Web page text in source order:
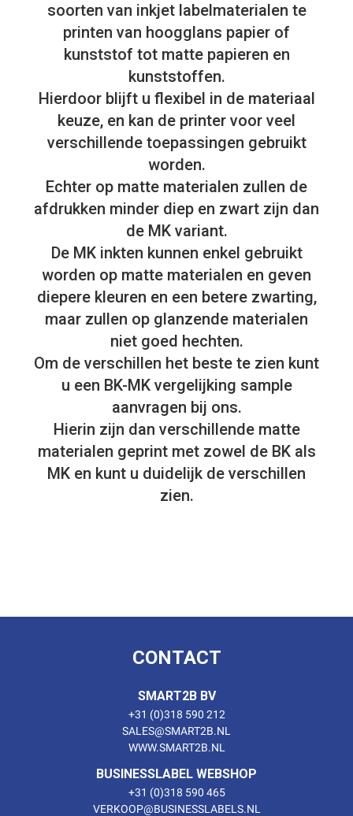
soorten van inkjet labelmaterialen te
printen van hoogglans papier of
kunststof tot matte papieren en
kunststoffen.
Hierdoor blijft u flexibel in de materiaal
keuze, en kan de printer voor veel
verschillende toepassingen gebruikt
worden.
Echter op matte materialen zullen de
afdrukken minder diep en zwart zijn dan
de MK variant.
De MK inkten kunnen enkel gebruikt
worden op matte materialen en geven
diepere kleuren en een betere zwarting,
maar zullen op glanzende materialen
niet goed hechten.
Om de verschillen het beste te zien kunt
u een BK-MK vergelijking sample
aanvragen bij ons.
Hierin zijn dan verschillende matte
materialen geprint met zowel de BK als
MK en kunt u duidelijk de verschillen
zien.
CONTACT
SMART2B BV
+31 (0)318 590 212
SALES@SMART2B.NL
WWW.SMART2B.NL
BUSINESSLABEL WEBSHOP
+31 (0)318 590 465
VERKOOP@BUSINESSLABELS.NL